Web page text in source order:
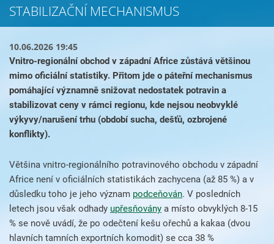
STABILIZAČNÍ MECHANISMUS
10.06.2026 19:45
Vnitro-regionální obchod v západní Africe zůstává většinou
mimo oficiální statistiky. Přitom jde o páteřní mechanismus
pomáhající významně snižovat nedostatek potravin a
stabilizovat ceny v rámci regionu, kde nejsou neobvyklé
výkyvy/narušení trhu (období sucha, dešťů, ozbrojené
konflikty).
Většina vnitro-regionálního potravinového obchodu v západní
Africe není v oficiálních statistikách zachycena (až 85 %) a v
důsledku toho je jeho význam podceňován. V posledních
letech jsou však odhady upřesňovány a místo obvyklých 8-15
% se nově uvádí, že po odečtení kešu ořechů a kakaa (dvou
hlavních tamních exportních komodit) se cca 38 %